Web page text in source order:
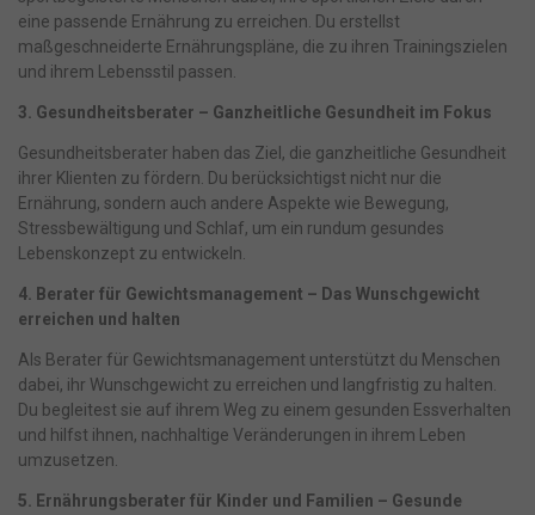
eine passende Ernährung zu erreichen. Du erstellst
maßgeschneiderte Ernährungspläne, die zu ihren Trainingszielen
und ihrem Lebensstil passen.
3. Gesundheitsberater – Ganzheitliche Gesundheit im Fokus
Gesundheitsberater haben das Ziel, die ganzheitliche Gesundheit
ihrer Klienten zu fördern. Du berücksichtigst nicht nur die
Ernährung, sondern auch andere Aspekte wie Bewegung,
Stressbewältigung und Schlaf, um ein rundum gesundes
Lebenskonzept zu entwickeln.
4. Berater für Gewichtsmanagement – Das Wunschgewicht
erreichen und halten
Als Berater für Gewichtsmanagement unterstützt du Menschen
dabei, ihr Wunschgewicht zu erreichen und langfristig zu halten.
Du begleitest sie auf ihrem Weg zu einem gesunden Essverhalten
und hilfst ihnen, nachhaltige Veränderungen in ihrem Leben
umzusetzen.
5. Ernährungsberater für Kinder und Familien – Gesunde
Anzeigen- und Inhaltsmessung. Weitere Informationen über die
Verwendung Ihrer Daten finden Sie in unserer
Datenschutzerklärung .Bitte beachten Sie, dass aufgrund
individueller Einstellungen möglicherweise nicht alle Funktionen
Hier finden Sie eine Übersicht über alle verwendeten Cookies. Sie
weitere Informationen anzeigen lassen und so nur bestimmte
Cookies auswählen.
Alle akzeptieren Speichern
Nur essenzielle Cookies akzeptieren
Datenschutzeinstellungen
Essenziell (1)
Essenzielle Cookies ermöglichen grundlegende Funktionen und sind
für die einwandfreie Funktion der Website erforderlich.